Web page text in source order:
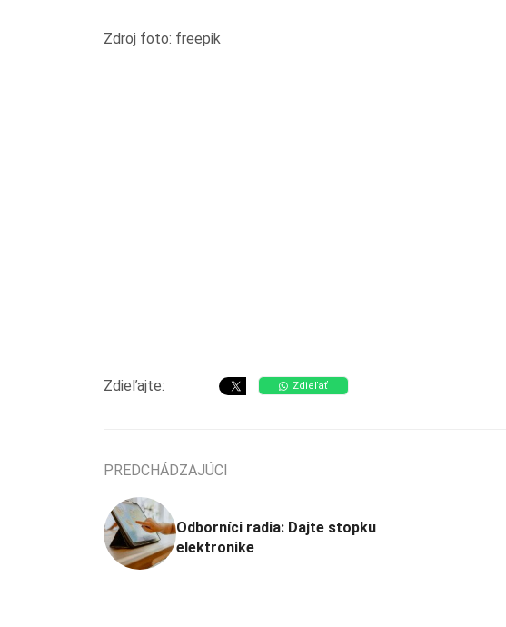
Zdroj foto: freepik
Zdieľajte: Zdieľať
PREDCHÁDZAJÚCI
Odborníci radia: Dajte stopku
elektronike